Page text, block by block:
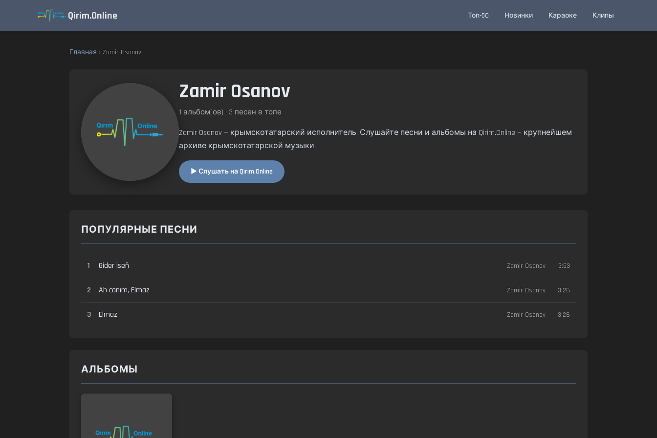
Qirim.Online Топ-50 Новинки Караоке Клипы
Главная › Zamir Osanov
Zamir Osanov
1 альбом(ов) • 3 песен в топе
Zamir Osanov — крымскотатарский исполнитель. Слушайте песни и альбомы на Qirim.Online — крупнейшем
архиве крымскотатарской музыки.
▶ Слушать на Qirim.Online
ПОПУЛЯРНЫЕ ПЕСНИ
1 Gider iseñ Zamir Osanov 3:53
2 Ah canım, Elmaz Zamir Osanov 3:26
3 Elmaz Zamir Osanov 3:26
АЛЬБОМЫ